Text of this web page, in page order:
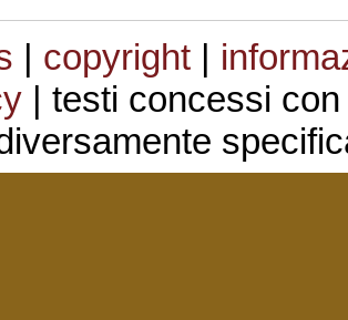
| copyright|
| testi concessi